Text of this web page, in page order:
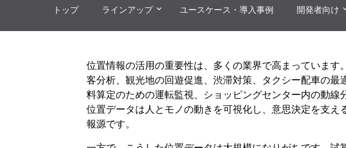
トップ ラインアップ ユースケース・導入事例 開発者向け
位置情報の活用の重要性は、多くの業界で高まっています
客分析、観光地の回遊促進、渋滞対策、タクシー配車の最
料算定のための運転監視、ショッピングセンター内の動線
位置データは人とモノの動きを可視化し、意思決定を支え
報源です。